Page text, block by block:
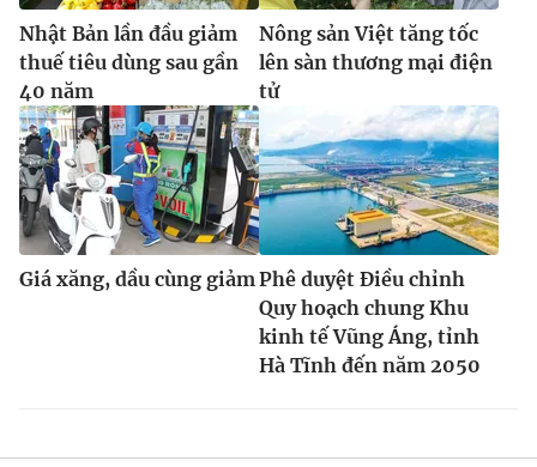
Nhật Bản lần đầu giảm
thuế tiêu dùng sau gần
40 năm
Nông sản Việt tăng tốc
lên sàn thương mại điện
tử
Giá xăng, dầu cùng giảmPhê duyệt Điều chỉnh
Quy hoạch chung Khu
kinh tế Vũng Áng, tỉnh
Hà Tĩnh đến năm 2050